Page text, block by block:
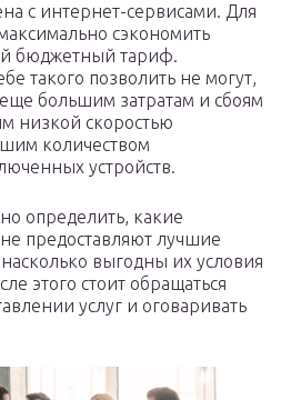
с интернет-сервисами. Для
сэкономить
бюджетный тариф.
такого позволить не могут,
большим затратам и сбоям
низкой скоростью
количеством
устройств.
определить, какие
предоставляют лучшие
выгодны их условия
этого стоит обращаться
услуг и оговаривать